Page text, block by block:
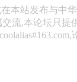
本站发布与中
流,本论坛只提